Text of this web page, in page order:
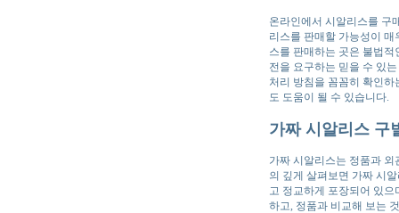
온라인에서 시알리스를 구
리스를 판매할 가능성이
스를 판매하는 곳은 불법
전을 요구하는 믿을 수 있
처리 방침을 꼼꼼히 확인
도 도움이 될 수 있습니다.
가짜 시알리스 구
가짜 시알리스는 정품과
의 깊게 살펴보면 가짜 시
고 정교하게 포장되어 있
하고, 정품과 비교해 보는